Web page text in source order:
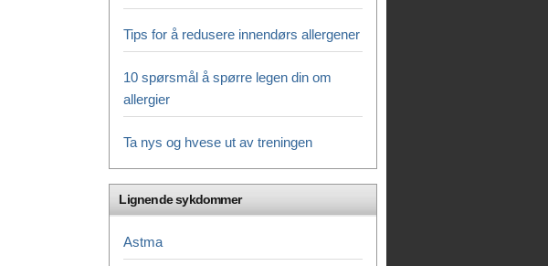
Tips for å redusere innendørs allergener
10 spørsmål å spørre legen din om
allergier
Ta nys og hvese ut av treningen
Lignende sykdommer
Astma